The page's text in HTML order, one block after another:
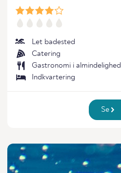
Let badested
Catering
Gastronomi i almindelighed
Indkvartering
Se